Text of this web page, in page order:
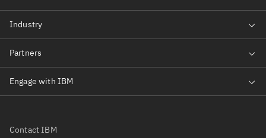
Contact IBM